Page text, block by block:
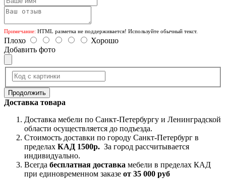
Примечание: HTML разметка не поддерживается! Используйте обычный текст.
Плохо
Хорошо
Добавить фото
Продолжить
Доставка товара
Доставка мебели по Санкт-Петербургу и Ленинградской
области осуществляется до подъезда.
Стоимость доставки по городу Санкт-Петербург в
пределах КАД 1500р. За город рассчитывается
индивидуально.
Всегда бесплатная доставка мебели в пределах КАД
при единовременном заказе от 35 000 руб